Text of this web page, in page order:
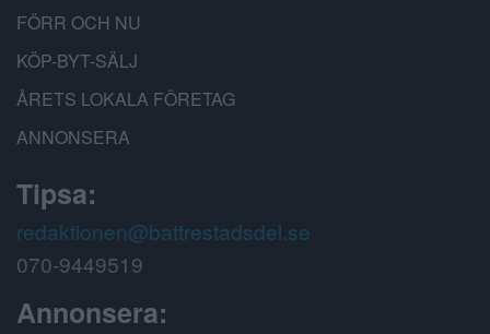
FÖRR OCH NU
KÖP-BYT-SÄLJ
ÅRETS LOKALA FÖRETAG
ANNONSERA
Tipsa:
redaktionen@battrestadsdel.se
070-9449519
Annonsera: